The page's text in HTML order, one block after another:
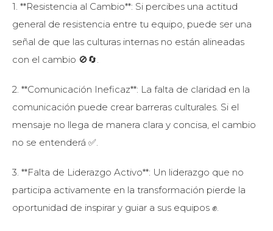
1. **Resistencia al Cambio**: Si percibes una actitud
general de resistencia entre tu equipo, puede ser una
señal de que las culturas internas no están alineadas
con el cambio 🚫🔄.
2. **Comunicación Ineficaz**: La falta de claridad en la
comunicación puede crear barreras culturales. Si el
mensaje no llega de manera clara y concisa, el cambio
no se entenderá ✅.
3. **Falta de Liderazgo Activo**: Un liderazgo que no
participa activamente en la transformación pierde la
oportunidad de inspirar y guiar a sus equipos ✊.